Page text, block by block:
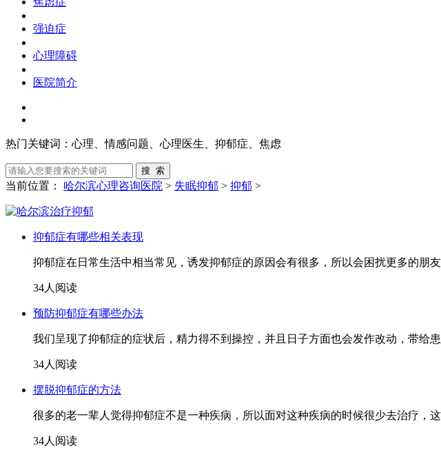
强迫症
心理障碍
医院简介
热门关键词： 心理、情感问题、心理医生、抑郁症、焦虑
当前位置： 哈尔滨心理咨询医院 > 失眠抑郁 > 抑郁 >
抑郁症有哪些相关表现
抑郁症在日常生活中相当常见，诱发抑郁症的原因会有很多，所以会困扰更多的朋
34人阅读
预防抑郁症有哪些办法
我们呈现了抑郁症的症状后，精力得不到操控，并且日子方面也会发作改动，带给
34人阅读
摆脱抑郁症的方法
很多的老一辈人觉得抑郁症不是一种疾病，所以面对这种疾病的时候很少去治疗，
34人阅读